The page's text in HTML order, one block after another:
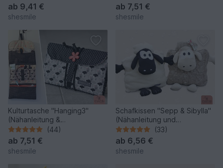
ab 9,41 €
shesmile
ab 7,51 €
shesmile
Kulturtasche "Hanging3"
(Nähanleitung &
Schnittmuster)
(44)
ab 7,51 €
shesmile
Schafkissen "Sepp & Sibylla"
(Nähanleitung und
Schnittmuster)
(33)
ab 6,56 €
shesmile